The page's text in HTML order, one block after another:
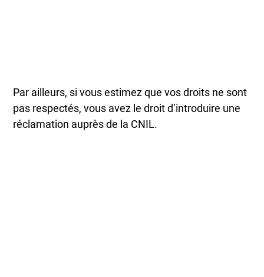
Par ailleurs, si vous estimez que vos droits ne sont
pas respectés, vous avez le droit d’introduire une
réclamation auprès de la CNIL.